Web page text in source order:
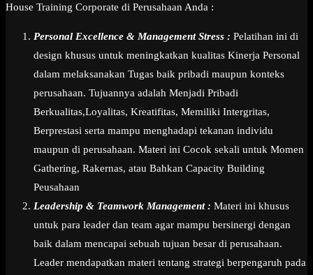
House Training Corporate di Perusahaan Anda :
Personal Excellence & Management Stress : Pelatihan ini di
design khusus untuk meningkatkan kualitas Kinerja Personal
dalam melaksanakan Tugas baik pribadi maupun konteks
perusahaan. Tujuannya adalah Menjadi Pribadi
Berkualitas,Loyalitas, Kreatifitas, Memiliki Intergritas,
Berprestasi serta mampu menghadapi tekanan individu
maupun di perusahaan. Materi ini Cocok sekali untuk Momen
Gathering, Rakernas, atau Bahkan Capacity Building
Peusahaan
Leadership & Teamwork Management : Materi ini khusus
untuk para leader dan team agar mampu bersinergi dengan
baik dalam mencapai sebuah tujuan besar di perusahaan.
Leader mendapatkan materi tentang strategi berpengaruh pada